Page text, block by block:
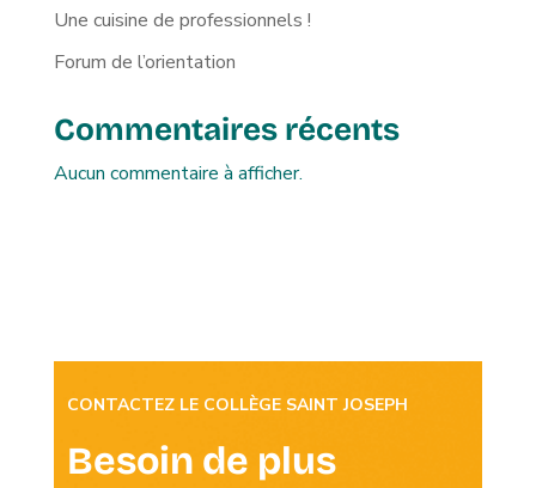
Une cuisine de professionnels !
Forum de l’orientation
Commentaires récents
Aucun commentaire à afficher.
CONTACTEZ LE COLLÈGE SAINT JOSEPH
Besoin de plus